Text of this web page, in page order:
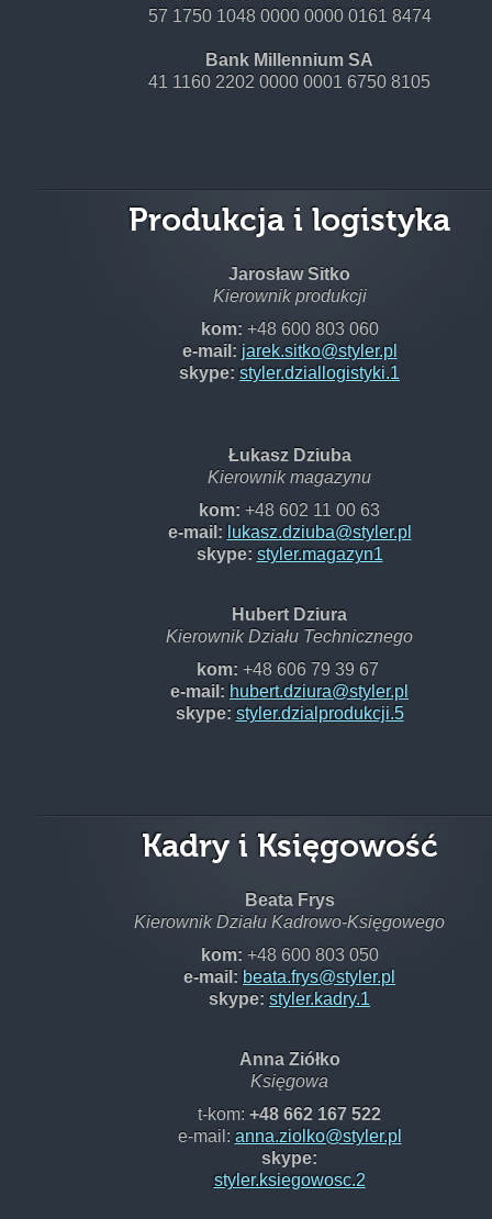
57 1750 1048 0000 0000 0161 8474
Bank Millennium SA
41 1160 2202 0000 0001 6750 8105
Produkcja i logistyka
Jarosław Sitko
Kierownik produkcji
kom: +48 600 803 060
e-mail: jarek.sitko@styler.pl
skype: styler.dziallogistyki.1
Łukasz Dziuba
Kierownik magazynu
kom: +48 602 11 00 63
e-mail: lukasz.dziuba@styler.pl
skype: styler.magazyn1
Hubert Dziura
Kierownik Działu Technicznego
kom: +48 606 79 39 67
e-mail: hubert.dziura@styler.pl
skype: styler.dzialprodukcji.5
Kadry i Księgowość
Beata Frys
Kierownik Działu Kadrowo-Księgowego
kom: +48 600 803 050
e-mail: beata.frys@styler.pl
skype: styler.kadry.1
Anna Ziółko
Księgowa
t-kom: +48 662 167 522
e-mail: anna.ziolko@styler.pl
skype:
styler.ksiegowosc.2